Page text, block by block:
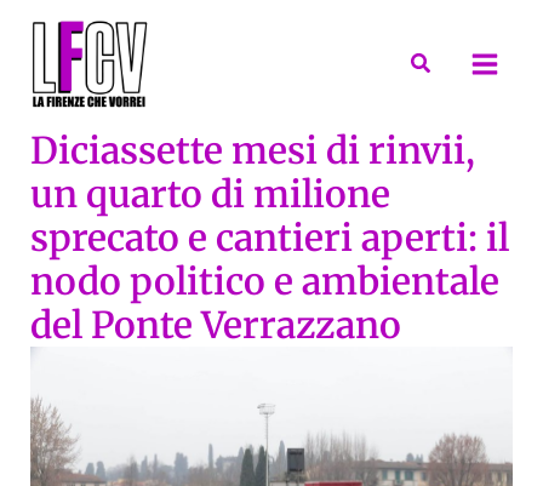
Cerca
Diciassette mesi di rinvii,
un quarto di milione
sprecato e cantieri aperti: il
nodo politico e ambientale
del Ponte Verrazzano